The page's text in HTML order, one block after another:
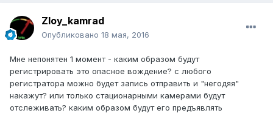
Zloy_kamrad
Опубликовано 18 мая, 2016
Мне непонятен 1 момент - каким образом будут
регистрировать это опасное вождение? с любого
регистратора можно будет запись отправить и "негодяя"
накажут? или только стационарными камерами будут
отслеживать? каким образом будут его предъявлять